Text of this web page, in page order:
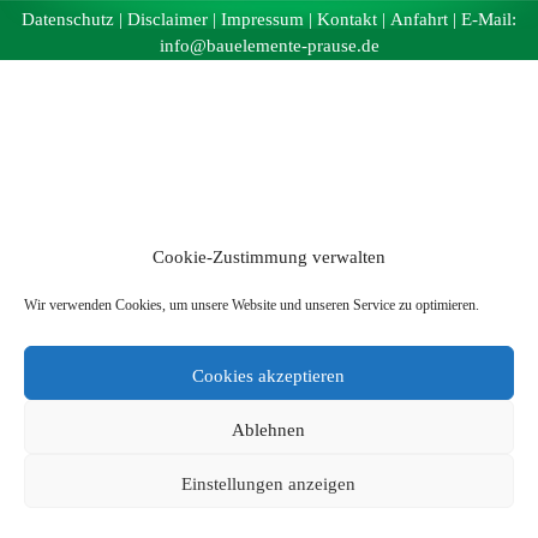
Cookie-Zustimmung verwalten
Wir verwenden Cookies, um unsere Website und unseren Service zu optimieren.
Cookies akzeptieren
Ablehnen
Einstellungen anzeigen
Datenschutz | Disclaimer | Impressum | Kontakt | Anfahrt | E-Mail:
info@bauelemente-prause.de